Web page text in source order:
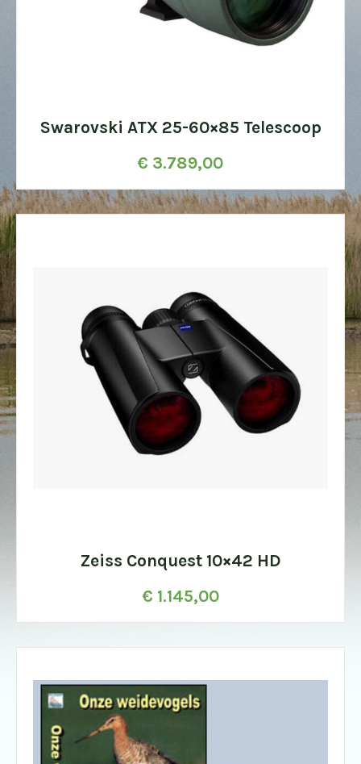
Swarovski ATX 25-60×85 Telescoop
€ 3.789,00
Zeiss Conquest 10×42 HD
€ 1.145,00